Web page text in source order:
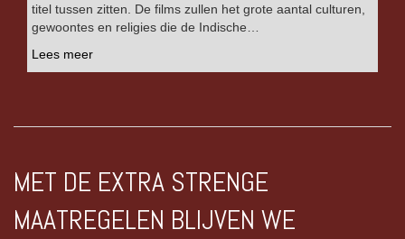
titel tussen zitten. De films zullen het grote aantal culturen,
gewoontes en religies die de Indische…
Lees meer
MET DE EXTRA STRENGE
MAATREGELEN BLIJVEN WE